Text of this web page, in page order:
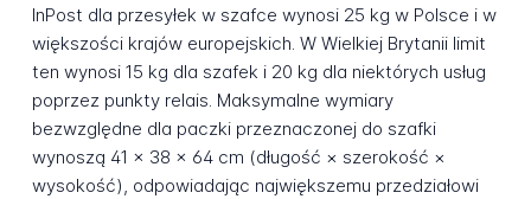
InPost dla przesyłek w szafce wynosi 25 kg w Polsce i w
większości krajów europejskich. W Wielkiej Brytanii limit
ten wynosi 15 kg dla szafek i 20 kg dla niektórych usług
poprzez punkty relais. Maksymalne wymiary
bezwzględne dla paczki przeznaczonej do szafki
wynoszą 41 × 38 × 64 cm (długość × szerokość ×
wysokość), odpowiadając największemu przedziałowi